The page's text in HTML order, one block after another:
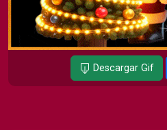
Descargar Gif